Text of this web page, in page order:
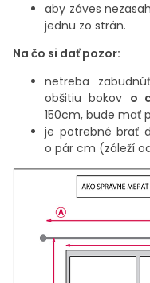
aby záves
jednu zo strán.
Na čo si dať pozor:
netreba
obšitiu bokov o
150cm, bude mať
je potrebné brať
o pár cm (záleží